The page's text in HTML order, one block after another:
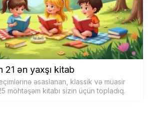
21 ən yaxşı kitab
əsaslanan, klassik və müasir
möhtəşəm kitabı sizin üçün topladıq.